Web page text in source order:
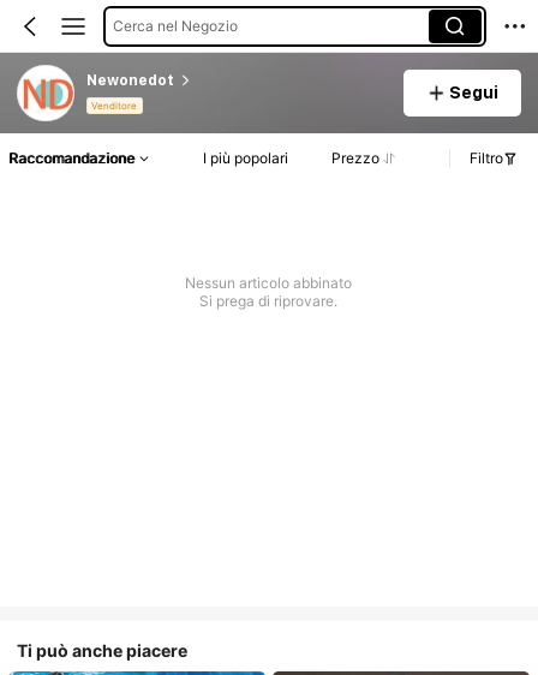
Cerca nel Negozio
Newonedot
Venditore
Segui
Raccomandazione I più popolari Prezzo Filtro
Nessun articolo abbinato
Si prega di riprovare.
Ti può anche piacere